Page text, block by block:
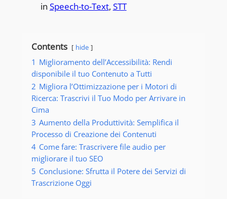
in Speech-to-Text, STT
Contents hide
1 Miglioramento dell’Accessibilità: Rendi
disponibile il tuo Contenuto a Tutti
2 Migliora l’Ottimizzazione per i Motori di
Ricerca: Trascrivi il Tuo Modo per Arrivare in
Cima
3 Aumento della Produttività: Semplifica il
Processo di Creazione dei Contenuti
4 Come fare: Trascrivere file audio per
migliorare il tuo SEO
5 Conclusione: Sfrutta il Potere dei Servizi di
Trascrizione Oggi